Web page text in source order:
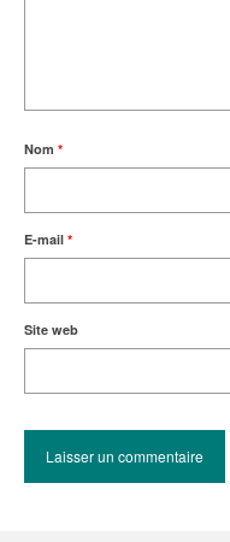
Nom *
E-mail *
Site web